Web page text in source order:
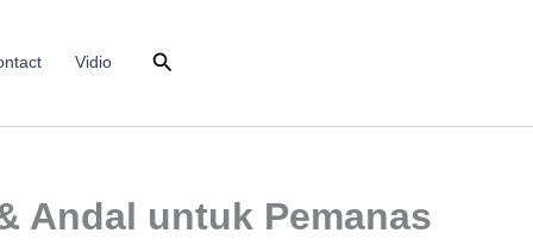
Vidio Search
Andal untuk Pemanas